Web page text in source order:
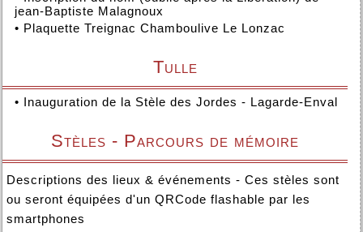
jean-Baptiste Malagnoux
• Plaquette Treignac Chamboulive Le Lonzac
Tulle
• Inauguration de la Stèle des Jordes - Lagarde-Enval
Stèles - Parcours de mémoire
Descriptions des lieux & événements - Ces stèles sont
ou seront équipées d'un QRCode flashable par les
smartphones